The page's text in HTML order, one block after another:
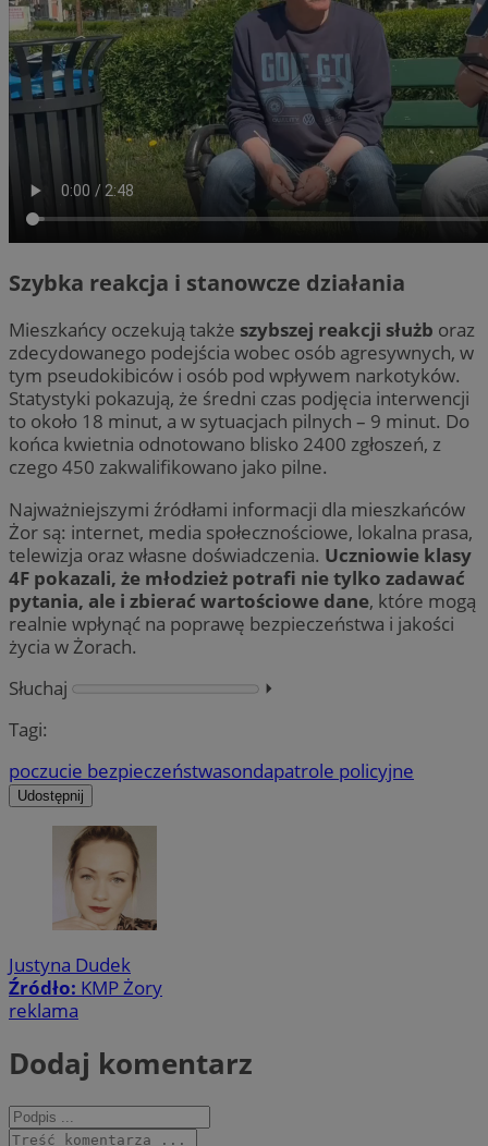
Szybka reakcja i stanowcze działania
Mieszkańcy oczekują także szybszej reakcji służb oraz
zdecydowanego podejścia wobec osób agresywnych, w
tym pseudokibiców i osób pod wpływem narkotyków.
Statystyki pokazują, że średni czas podjęcia interwencji
to około 18 minut, a w sytuacjach pilnych – 9 minut. Do
końca kwietnia odnotowano blisko 2400 zgłoszeń, z
czego 450 zakwalifikowano jako pilne.
Najważniejszymi źródłami informacji dla mieszkańców
Żor są: internet, media społecznościowe, lokalna prasa,
telewizja oraz własne doświadczenia. Uczniowie klasy
4F pokazali, że młodzież potrafi nie tylko zadawać
pytania, ale i zbierać wartościowe dane, które mogą
realnie wpłynąć na poprawę bezpieczeństwa i jakości
życia w Żorach.
Słuchaj
⏵︎
Tagi:
poczucie bezpieczeństwasondapatrole policyjne
Udostępnij
Justyna Dudek
Źródło: KMP Żory
reklama
Dodaj komentarz